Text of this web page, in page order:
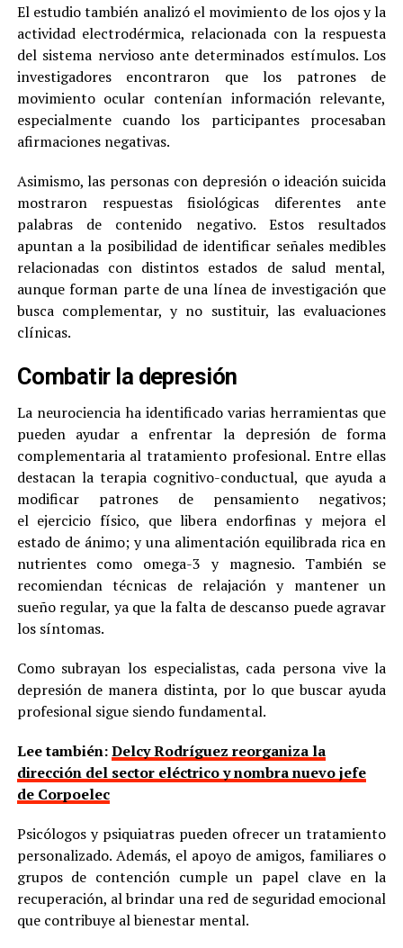
El estudio también analizó el movimiento de los ojos y la
actividad electrodérmica, relacionada con la respuesta
del sistema nervioso ante determinados estímulos. Los
investigadores encontraron que los patrones de
movimiento ocular contenían información relevante,
especialmente cuando los participantes procesaban
afirmaciones negativas.
Asimismo, las personas con depresión o ideación suicida
mostraron respuestas fisiológicas diferentes ante
palabras de contenido negativo. Estos resultados
apuntan a la posibilidad de identificar señales medibles
relacionadas con distintos estados de salud mental,
aunque forman parte de una línea de investigación que
busca complementar, y no sustituir, las evaluaciones
clínicas.
Combatir la depresión
La neurociencia ha identificado varias herramientas que
pueden ayudar a enfrentar la depresión de forma
complementaria al tratamiento profesional. Entre ellas
destacan la terapia cognitivo-conductual, que ayuda a
modificar patrones de pensamiento negativos;
el ejercicio físico, que libera endorfinas y mejora el
estado de ánimo; y una alimentación equilibrada rica en
nutrientes como omega-3 y magnesio. También se
recomiendan técnicas de relajación y mantener un
sueño regular, ya que la falta de descanso puede agravar
los síntomas.
Como subrayan los especialistas, cada persona vive la
depresión de manera distinta, por lo que buscar ayuda
profesional sigue siendo fundamental.
Lee también:Delcy Rodríguez reorganiza la
dirección del sector eléctrico y nombra nuevo jefe
de Corpoelec
Psicólogos y psiquiatras pueden ofrecer un tratamiento
personalizado. Además, el apoyo de amigos, familiares o
grupos de contención cumple un papel clave en la
recuperación, al brindar una red de seguridad emocional
que contribuye al bienestar mental.